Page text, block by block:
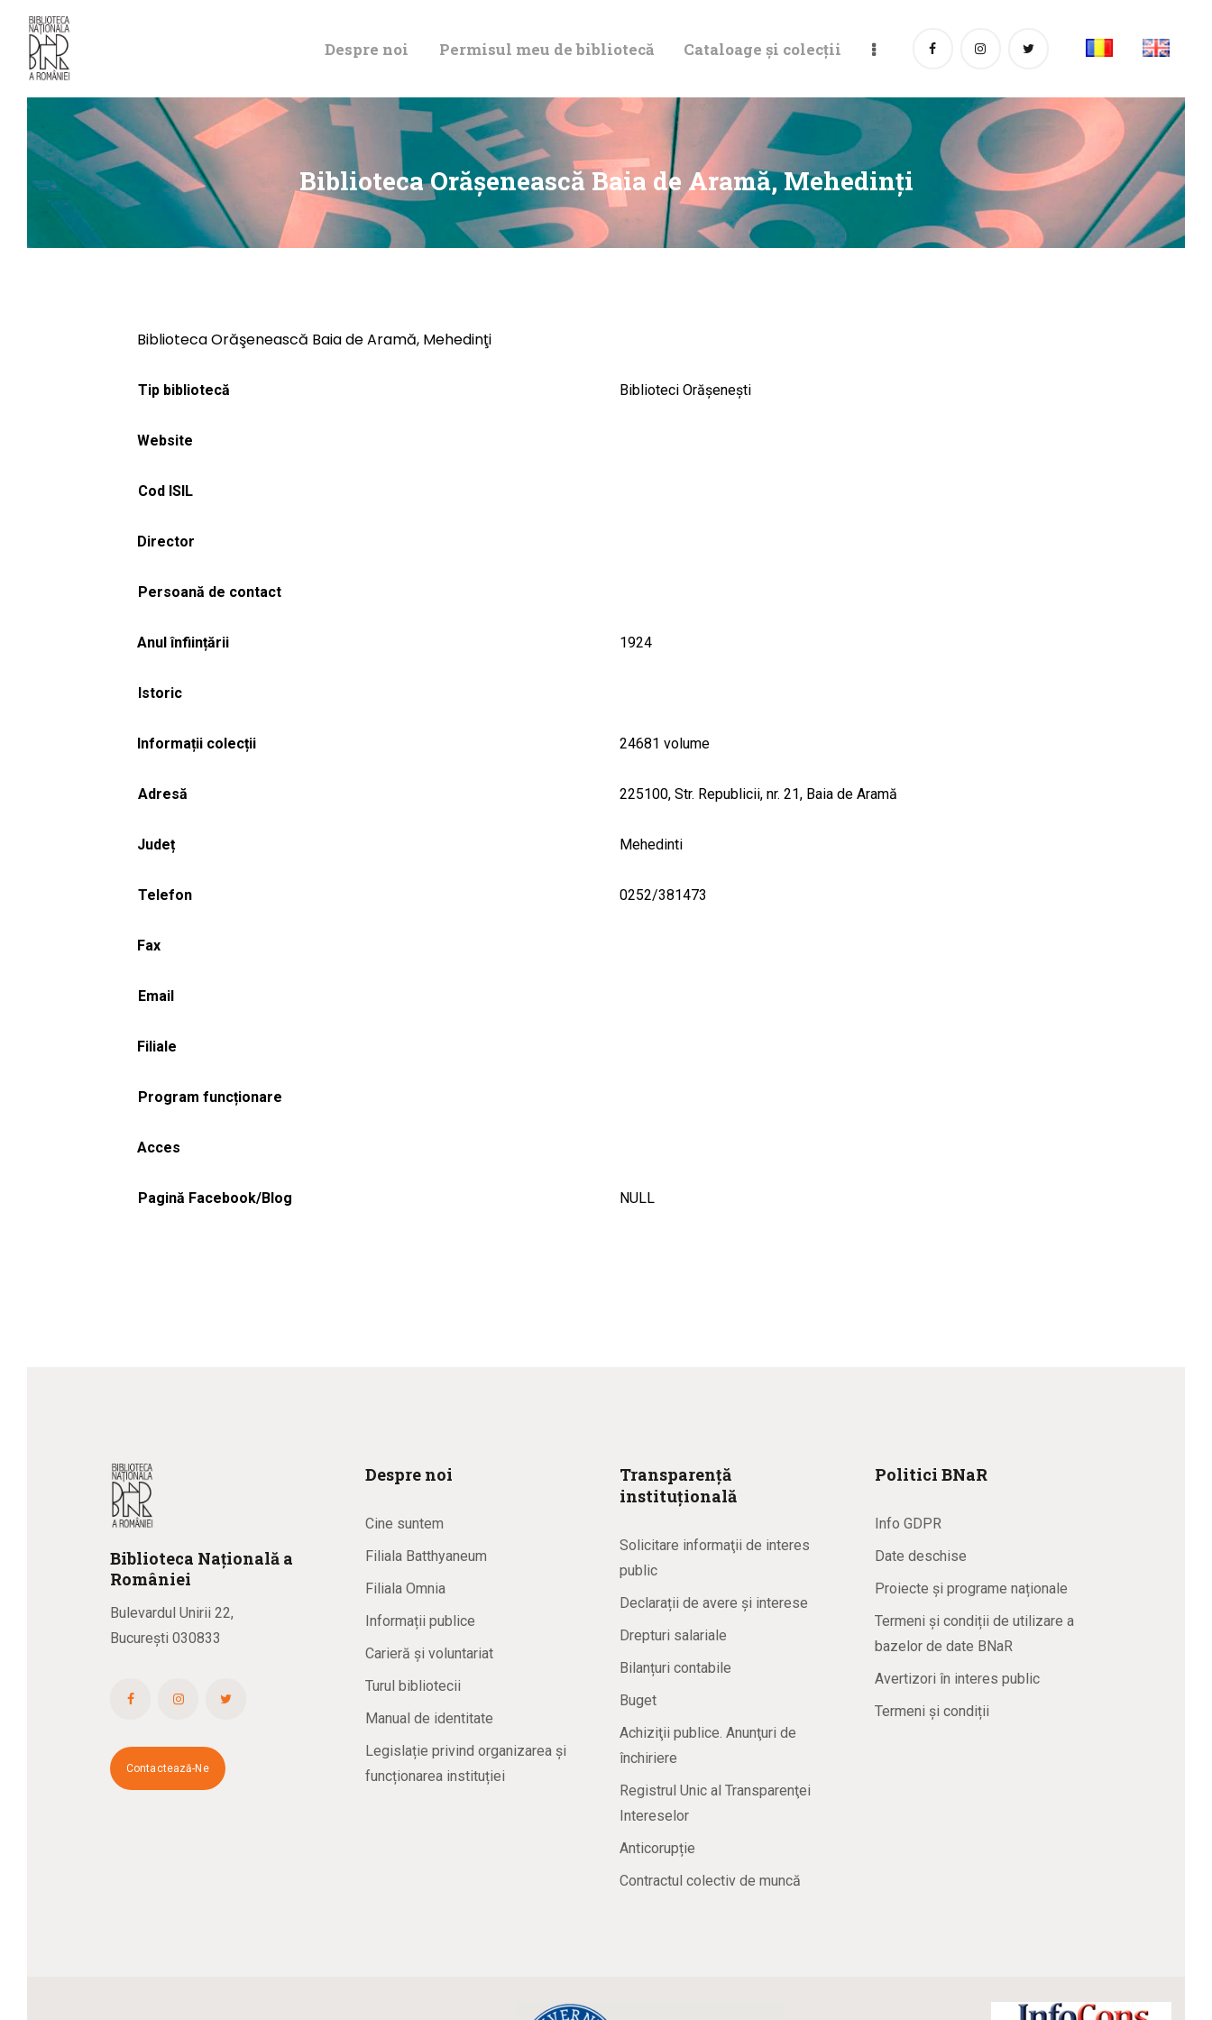
Despre noi Permisul meu de bibliotecă Cataloage și colecții
Biblioteca Orăşenească Baia de Aramă, Mehedinţi
DE BIBLIOTECĂ
CATALOAGE ȘI
COLECȚII
Biblioteca Orăşenească Baia de Aramă, Mehedinţi
Tip bibliotecă Biblioteci Orășenești
Website
Cod ISIL
Director
Persoană de contact
Anul înființării 1924
Istoric
Informații colecții 24681 volume
Adresă 225100, Str. Republicii, nr. 21, Baia de Aramă
Județ Mehedinti
Telefon 0252/381473
Fax
Email
Filiale
Program funcționare
Acces
Pagină Facebook/Blog NULL
Biblioteca Națională a
României
Bulevardul Unirii 22,
București 030833
Contactează-Ne
Despre noi
Cine suntem
Filiala Batthyaneum
Filiala Omnia
Informații publice
Carieră și voluntariat
Turul bibliotecii
Manual de identitate
Legislație privind organizarea și
funcționarea instituției
Transparență
instituțională
Solicitare informaţii de interes
public
Declarații de avere și interese
Drepturi salariale
Bilanțuri contabile
Buget
Achiziţii publice. Anunţuri de
închiriere
Registrul Unic al Transparenţei
Intereselor
Anticorupție
Contractul colectiv de muncă
Politici BNaR
Info GDPR
Date deschise
Proiecte și programe naționale
Termeni și condiții de utilizare a
bazelor de date BNaR
Avertizori în interes public
Termeni și condiții